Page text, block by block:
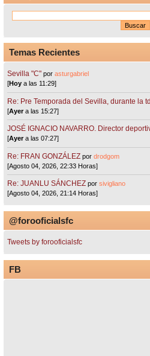
Temas Recientes
Sevilla "C"porasturgabriel
[Hoy a las 11:29]
Re: Pre Temporada del Sevilla, durante la
[Ayera las 15:27]
JOSÉ IGNACIO NAVARRO. Director
[Ayera las 07:27]
Re: FRAN GONZÁLEZ pordrodgom
[Agosto 04, 2026, 22:33 Horas]
Re: JUANLU SÁNCHEZ porsivigliano
[Agosto 04, 2026, 21:14 Horas]
@forooficialsfc
Tweets by forooficialsfc
FB